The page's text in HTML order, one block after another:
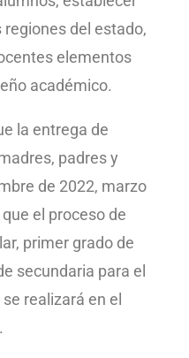
del estado,
elementos
académico.
la entrega de
padres y
de 2022, marzo
el proceso de
primer grado de
secundaria para el
realizará en el